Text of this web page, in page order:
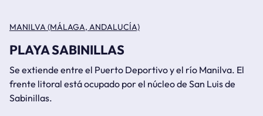
MANILVA (MÁLAGA, ANDALUCÍA)
PLAYA SABINILLAS
Se extiende entre el Puerto Deportivo y el río Manilva. El
frente litoral está ocupado por el núcleo de San Luis de
Sabinillas.